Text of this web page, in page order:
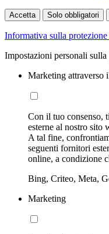
Accetta Solo obbligatori
Informativa sulla protezione
Impostazioni personali
Marketing attraverso
Con il tuo consenso,
esterne al nostro sito
A tal fine,
seguenti fornitori
online, a condizione
Bing, Criteo, Meta,
Marketing